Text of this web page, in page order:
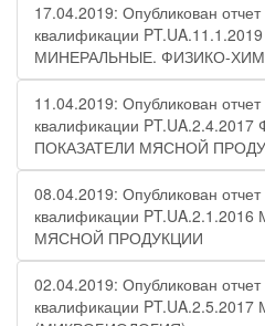
17.04.2019: Опубликован
квалификации
МИНЕРАЛЬНЫЕ. ФИЗИКО-
11.04.2019: Опубликован
квалификации
ПОКАЗАТЕЛИ МЯСНОЙ
08.04.2019: Опубликован
квалификации
МЯСНОЙ ПРОДУКЦИИ
02.04.2019: Опубликован
квалификации